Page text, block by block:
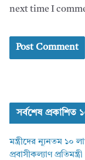
next time I
সর্বশেষ প্রকাশিত
মন্ত্রীদের ন্যূনতম ১০
প্রবাসীকল্যাণ প্রতিমন্ত্রী